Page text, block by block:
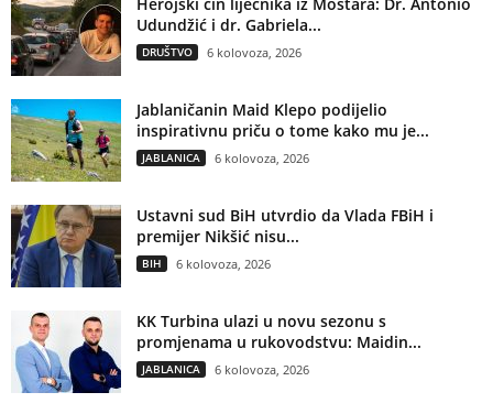
Udundžić i dr. Gabriela...
DRUŠTVO 6 kolovoza, 2026
Jablaničanin Maid Klepo podijelio
inspirativnu priču o tome kako mu je...
JABLANICA 6 kolovoza, 2026
Ustavni sud BiH utvrdio da Vlada FBiH i
premijer Nikšić nisu...
BIH 6 kolovoza, 2026
KK Turbina ulazi u novu sezonu s
promjenama u rukovodstvu: Maidin...
JABLANICA 6 kolovoza, 2026